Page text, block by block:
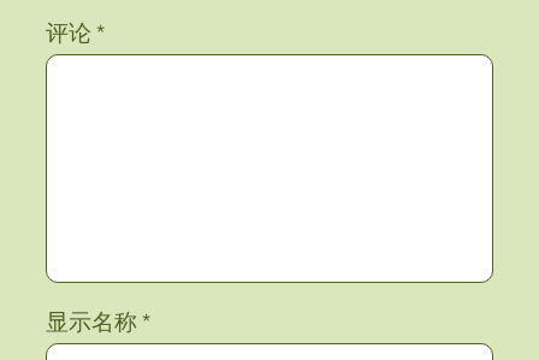
评论*
显示名称*